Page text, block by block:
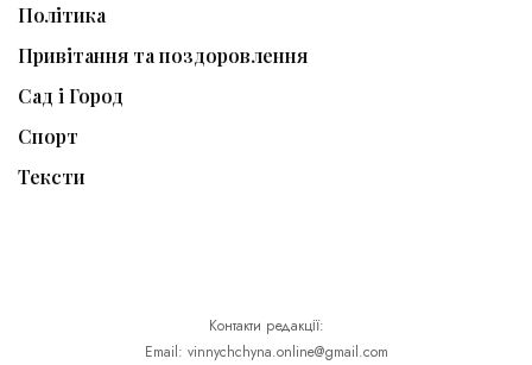
Політика
Привітання та поздоровлення
Сад і Город
Спорт
Тексти
Контакти редакції:
Email: vinnychchyna.online@gmail.com